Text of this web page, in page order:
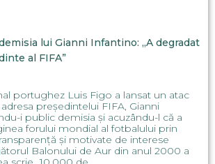
lui Gianni Infantino: „A degradat
al FIFA”
portughez Luis Figo a lansat un atac
președintelui FIFA, Gianni
i public demisia și acuzându-l că a
forului mondial al fotbalului prin
și motivate de interese
Balonului de Aur din anul 2000 a